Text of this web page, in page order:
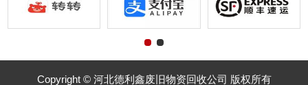
Copyright © 河北德利鑫废旧物资回收公司 版权所有